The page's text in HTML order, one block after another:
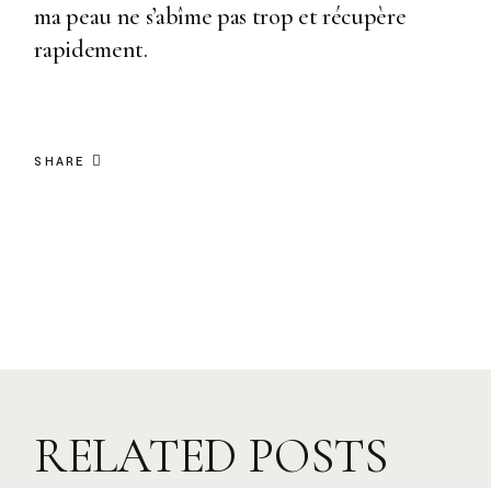
ma peau ne s’abîme pas trop et récupère
rapidement.
SHARE
RELATED POSTS